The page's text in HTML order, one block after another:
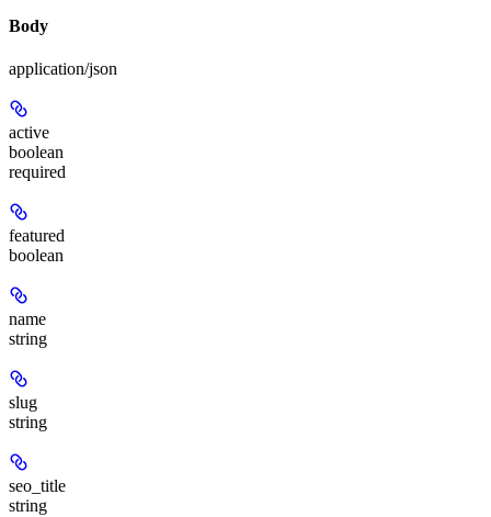
Body
application/json
active
boolean
required
featured
boolean
name
string
slug
string
seo_title
string